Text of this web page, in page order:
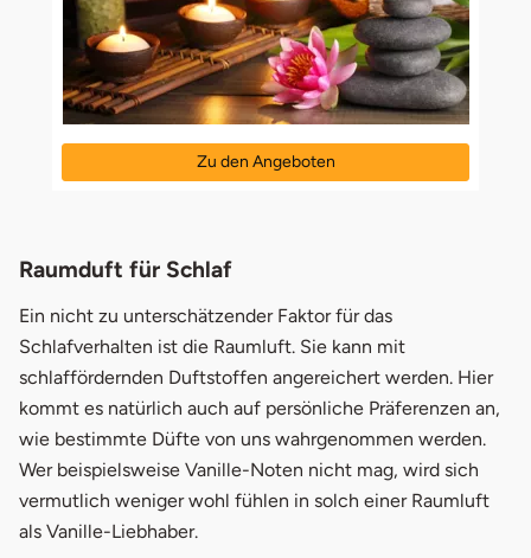
Zu den Angeboten
Raumduft für Schlaf
Ein nicht zu unterschätzender Faktor für das
Schlafverhalten ist die Raumluft. Sie kann mit
schlaffördernden Duftstoffen angereichert werden. Hier
kommt es natürlich auch auf persönliche Präferenzen an,
wie bestimmte Düfte von uns wahrgenommen werden.
Wer beispielsweise Vanille-Noten nicht mag, wird sich
vermutlich weniger wohl fühlen in solch einer Raumluft
als Vanille-Liebhaber.